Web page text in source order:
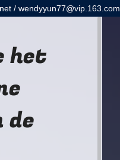
/ wendyyun77@vip.163.com
het
de